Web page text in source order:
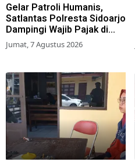
Gelar Patroli Humanis,
Satlantas Polresta Sidoarjo
Dampingi Wajib Pajak di
Samsat
Jumat, 7 Agustus 2026